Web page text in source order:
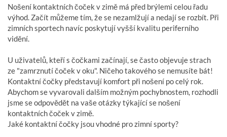
Nošení kontaktních čoček v zimě má před brýlemi celou řadu
výhod. Začít můžeme tím, že se nezamlžují a nedají se rozbít. Při
zimních sportech navíc poskytují vyšší kvalitu periferního
vidění.
U uživatelů, kteří s čočkami začínají, se často objevuje strach
ze "zamrznutí čoček v oku". Ničeho takového se nemusíte bát!
Kontaktní čočky představují komfort při nošení po celý rok.
Abychom se vyvarovali dalším možným pochybnostem, rozhodli
jsme se odpovědět na vaše otázky týkající se nošení
kontaktních čoček v zimě.
Jaké kontaktní čočky jsou vhodné pro zimní sporty?